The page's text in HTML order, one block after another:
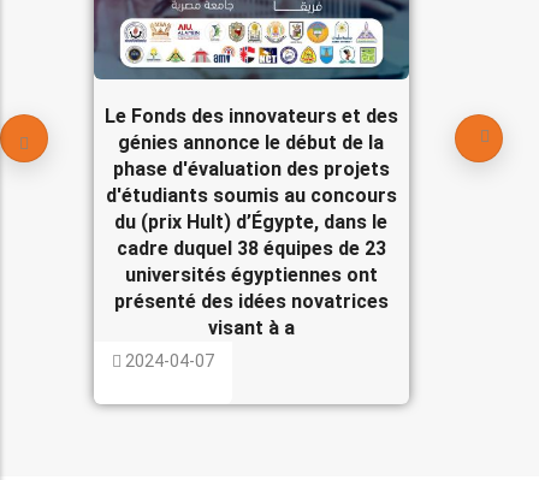
Le Fonds des innovateurs et des
génies annonce le début de la
phase d'évaluation des projets
d'étudiants soumis au concours
du (prix Hult) d’Égypte, dans le
cadre duquel 38 équipes de 23
universités égyptiennes ont
présenté des idées novatrices
visant à a
2024-04-07